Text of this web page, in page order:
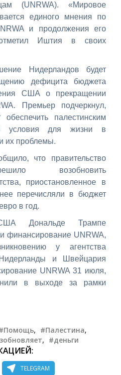
(UNRWA). «Мировое
единого мнения по
и продолжения его
Иштия в своих
Нидерландов будет
дефицита бюджета
США о прекращении
Премьер подчеркнул,
палестинским
условия для жизни в
их проблемы.
что правительство
возобновить
приостановленное в
перечисляли в бюджет
в год.
Дональде Трампе
финансирование UNRWA,
у агентства
и Швейцария
UNRWA 31 июля,
в выходе за рамки
, #Палестина,
, #деньги
TELEGRAM